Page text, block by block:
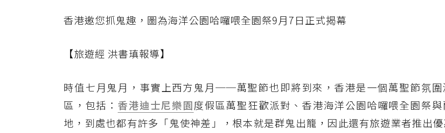
香港邀您抓鬼趣，圖為海洋公園哈囉喂全園祭9月7日正式揭幕
【旅遊經 洪書瑱報導】
時值七月鬼月，事實上西方鬼月──萬聖節也即將到來，香港是一個萬聖節氛圍
區，包括： 香港迪士尼樂園度假區萬聖狂歡派對、香港海洋公園哈囉喂全園祭
地，到處也都有許多「鬼使神差」，根本就是群鬼出籠，因此還有旅遊業者推出